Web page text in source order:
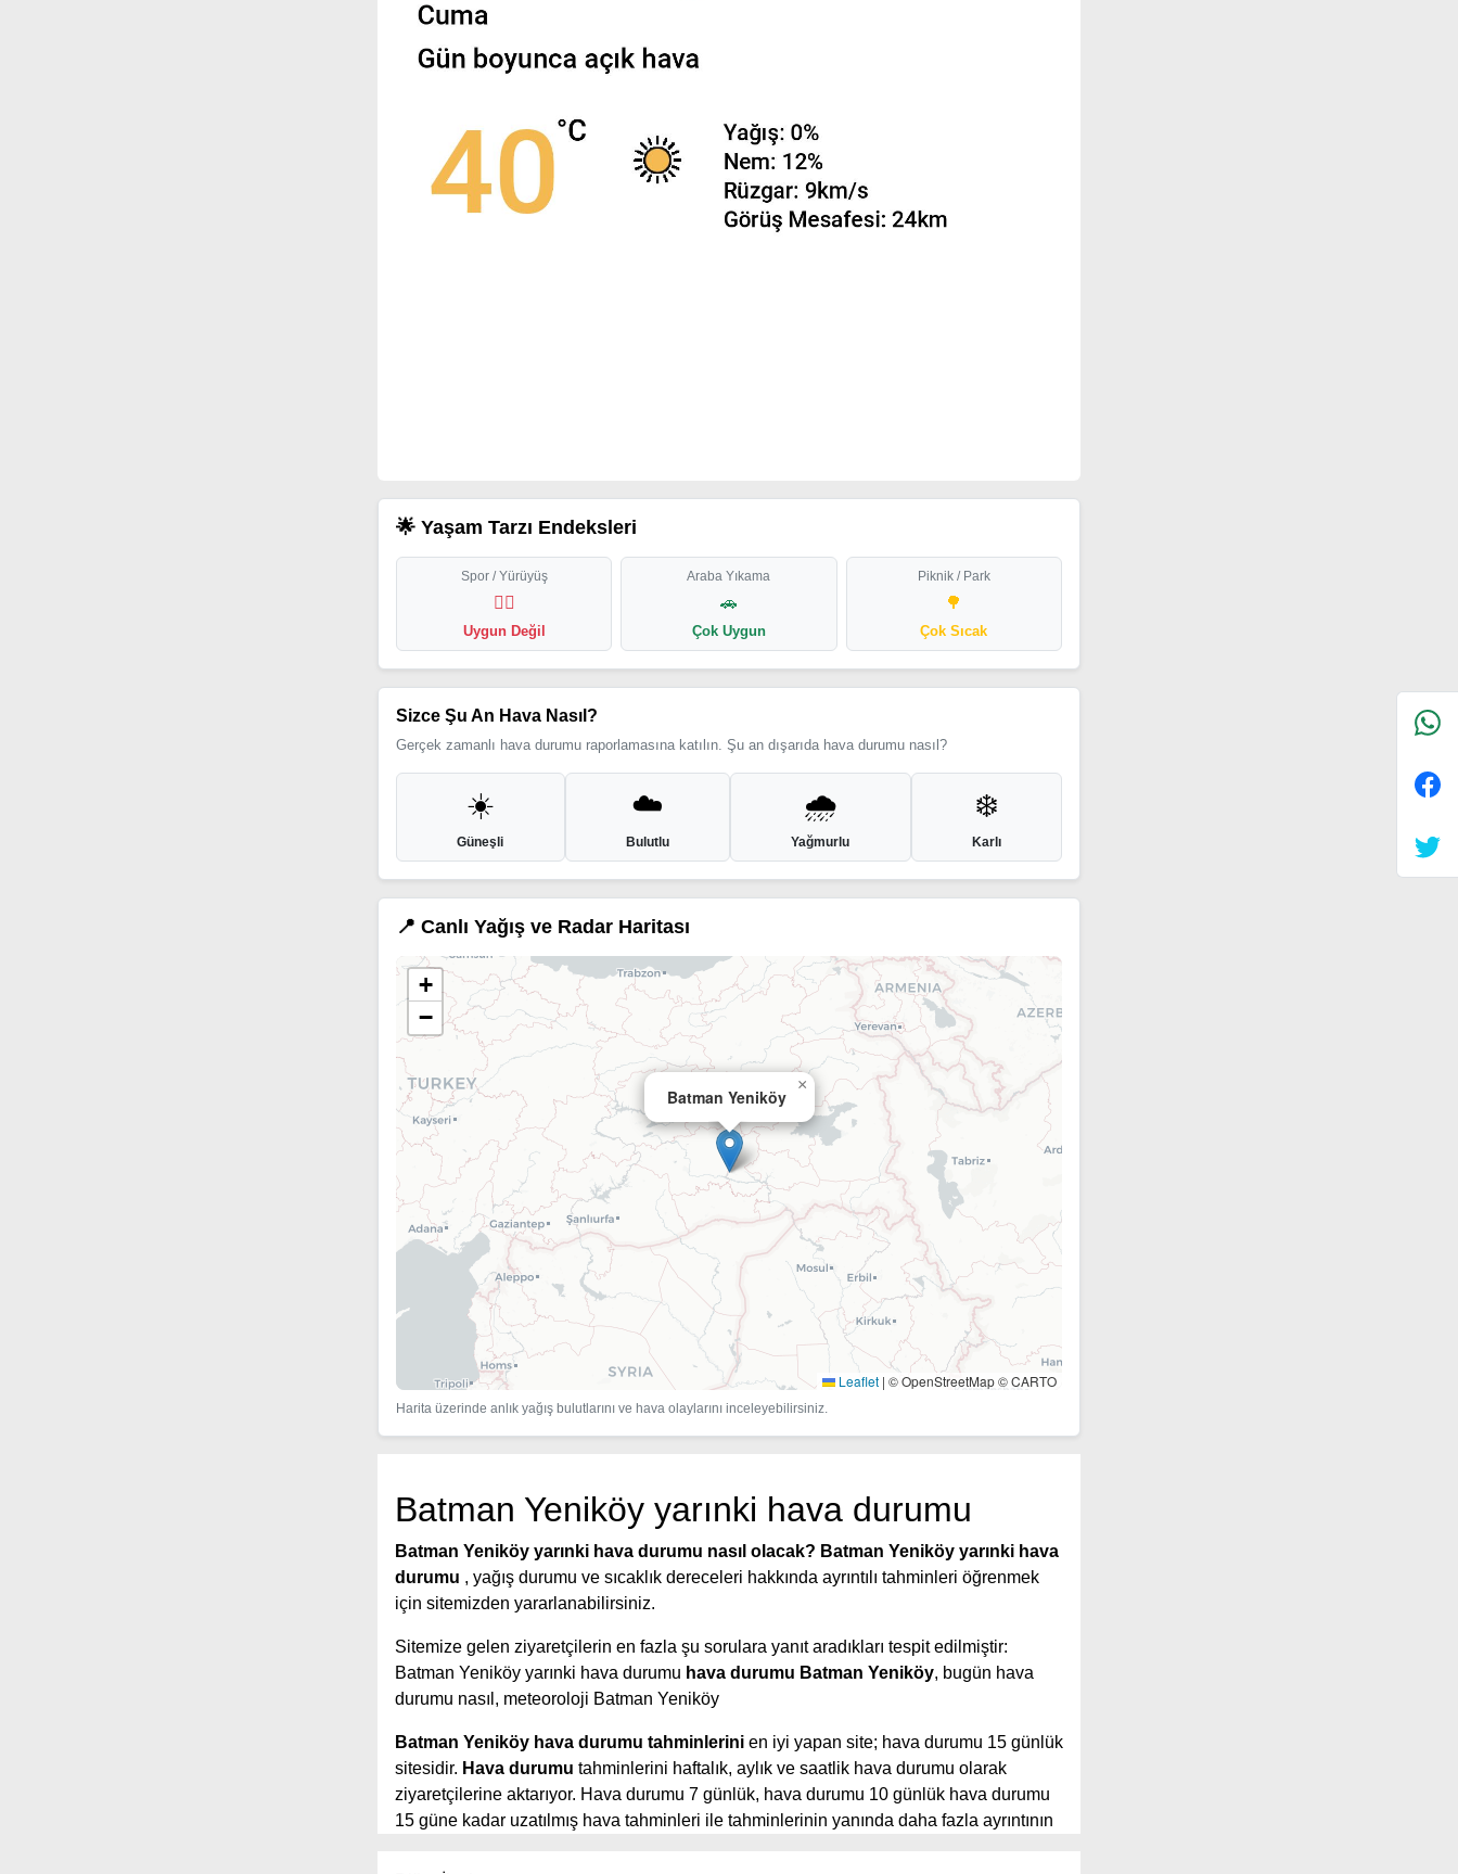
🌟 Yaşam Tarzı Endeksleri
Spor / Yürüyüş
🏃‍♂️
Uygun Değil
Araba Yıkama
🚗
Çok Uygun
Piknik / Park
🌳
Çok Sıcak
Sizce Şu An Hava Nasıl?
Gerçek zamanlı hava durumu raporlamasına katılın. Şu an dışarıda hava durumu nasıl?
☀️
Güneşli
☁️
Bulutlu
🌧️
Yağmurlu
❄️
Karlı
📍 Canlı Yağış ve Radar Haritası
Batman Yeniköy
×
+
−
Leaflet | © OpenStreetMap © CARTO
Harita üzerinde anlık yağış bulutlarını ve hava olaylarını inceleyebilirsiniz.
Batman Yeniköy yarınki hava durumu
Batman Yeniköy yarınki hava durumu nasıl olacak? Batman Yeniköy yarınki hava
durumu , yağış durumu ve sıcaklık dereceleri hakkında ayrıntılı tahminleri öğrenmek
için sitemizden yararlanabilirsiniz.
Sitemize gelen ziyaretçilerin en fazla şu sorulara yanıt aradıkları tespit edilmiştir:
Batman Yeniköy yarınki hava durumu hava durumu Batman Yeniköy, bugün hava
durumu nasıl, meteoroloji Batman Yeniköy
Batman Yeniköy hava durumu tahminlerini en iyi yapan site; hava durumu 15 günlük
sitesidir. Hava durumu tahminlerini haftalık, aylık ve saatlik hava durumu olarak
ziyaretçilerine aktarıyor. Hava durumu 7 günlük, hava durumu 10 günlük hava durumu
15 güne kadar uzatılmış hava tahminleri ile tahminlerinin yanında daha fazla ayrıntının